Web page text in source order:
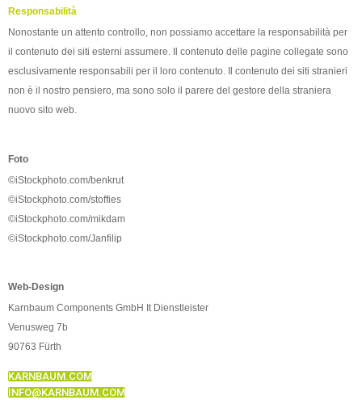
Responsabilità
Nonostante un attento controllo, non possiamo accettare la responsabilità per
il contenuto dei siti esterni assumere. Il contenuto delle pagine collegate sono
esclusivamente responsabili per il loro contenuto. Il contenuto dei siti stranieri
non è il nostro pensiero, ma sono solo il parere del gestore della straniera
nuovo sito web.
Foto
©iStockphoto.com/benkrut
©iStockphoto.com/stoffies
©iStockphoto.com/mikdam
©iStockphoto.com/Janfilip
Web-Design
Karnbaum Components GmbH It Dienstleister
Venusweg 7b
90763 Fürth
KARNBAUM.COM
INFO@KARNBAUM.COM